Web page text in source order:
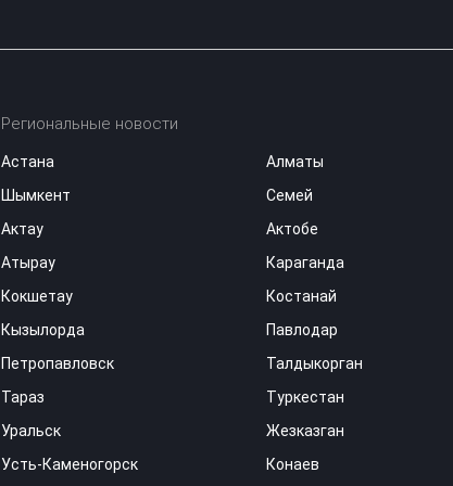
Региональные новости
Астана
Алматы
Шымкент
Семей
Актау
Актобе
Атырау
Караганда
Кокшетау
Костанай
Кызылорда
Павлодар
Петропавловск
Талдыкорган
Тараз
Туркестан
Уральск
Жезказган
Усть-Каменогорск
Конаев